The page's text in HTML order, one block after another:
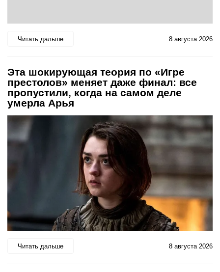
Читать дальше 8 августа 2026
Эта шокирующая теория по «Игре
престолов» меняет даже финал: все
пропустили, когда на самом деле
умерла Арья
Читать дальше 8 августа 2026